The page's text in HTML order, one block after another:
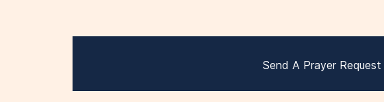
Send A Prayer Request